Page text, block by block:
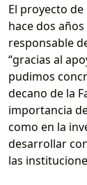
El proyecto
hace dos
responsable
“gracias al
pudimos
decano de la
importancia
como en la
desarrollar
las